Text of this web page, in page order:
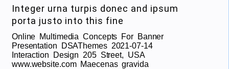
Integer urna turpis donec and ipsum
porta justo into this fine
Online Multimedia Concepts For Banner
Presentation DSAThemes 2021-07-14
Interaction Design 205 Street, USA
www.website.com Maecenas gravida